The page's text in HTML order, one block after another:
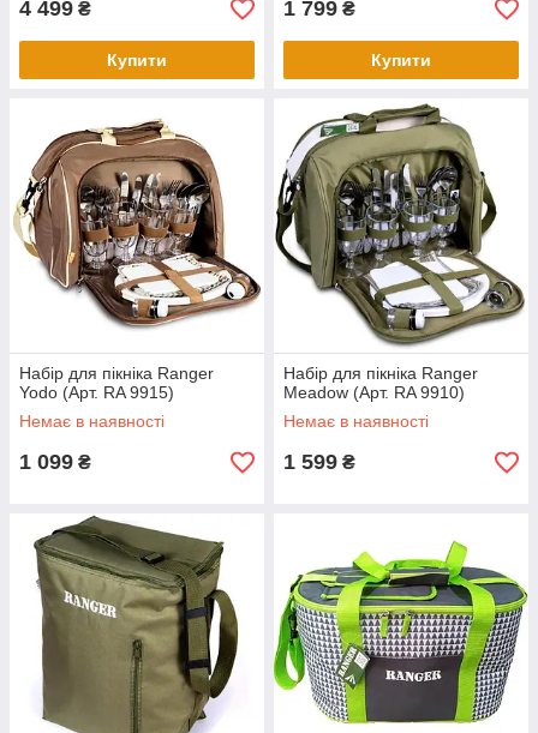
4 499 ₴
Купити
1 799 ₴
Купити
Набір для пікніка Ranger
Yodo (Арт. RA 9915)
Немає в наявності
1 099 ₴
Набір для пікніка Ranger
Meadow (Арт. RA 9910)
Немає в наявності
1 599 ₴